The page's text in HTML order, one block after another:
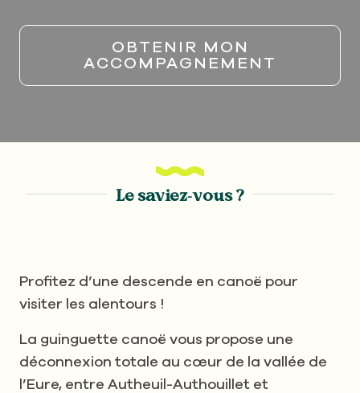
OBTENIR MON
ACCOMPAGNEMENT
Le saviez-vous ?
Profitez d’une descende en canoë pour
visiter les alentours !
La guinguette canoë vous propose une
déconnexion totale au cœur de la vallée de
l’Eure, entre Autheuil-Authouillet et